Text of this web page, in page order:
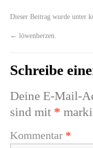
Dieser Beitrag wurde unter
← löwenherzen.
Schreibe
Deine E-Mail-
sind mit *
Kommentar *